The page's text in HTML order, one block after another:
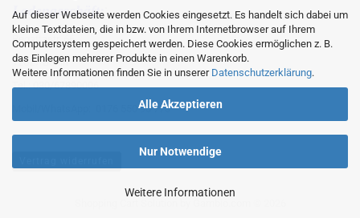
Auf dieser Webseite werden Cookies eingesetzt. Es handelt sich dabei um
kleine Textdateien, die in bzw. von Ihrem Internetbrowser auf Ihrem
Computersystem gespeichert werden. Diese Cookies ermöglichen z. B.
das Einlegen mehrerer Produkte in einen Warenkorb.
Weitere Informationen finden Sie in unserer Datenschutzerklärung.
Alle Akzeptieren
Nur Notwendige
Weitere Informationen
Ladengeschäft::
Regattastr. 66
12527 Berlin
Tel.: 030/67890006
Mobil/WhatsApp: 0176 550 90 773